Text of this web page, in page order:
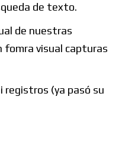
de texto.
de nuestras
fomra visual capturas
registros (ya pasó su